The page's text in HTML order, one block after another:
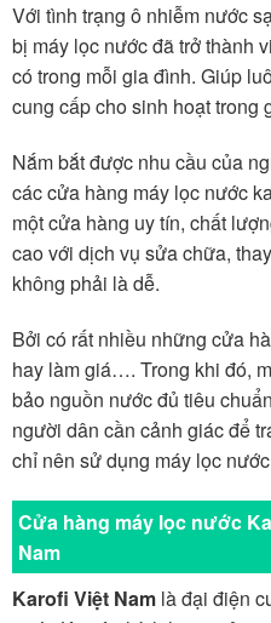
Với tình trạng ô nhiễm nước
bị máy lọc nước đã trở thành
có trong mỗi gia đình. Giúp
cung cấp cho sinh hoạt trong
Nắm bắt được nhu cầu của
các cửa hàng máy lọc nước
một cửa hàng uy tín, chất
cao với dịch vụ sửa chữa,
không phải là dễ.
Bởi có rất nhiều những cửa
hay làm giá…. Trong khi đó,
bảo nguồn nước đủ tiêu
người dân cần cảnh giác để
chỉ nên sử dụng máy lọc
Cửa hàng máy lọc nước
Nam
Karofi Việt Nam là đại điện